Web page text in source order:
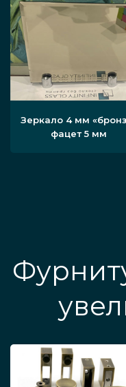
Зеркало 4 мм
фацет 5 мм